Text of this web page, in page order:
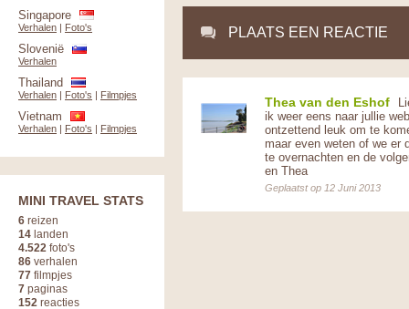
PLAATS EEN REACTIE
Thea van den Eshof
ik weer eens naar jullie
ontzettend leuk om te
maar even weten of we er
te overnachten en de
en Thea
Geplaatst op 12 Juni 2013
Singapore
Verhalen | Foto's
Slovenië
Verhalen
Thailand
Verhalen | Foto's | Filmpjes
Vietnam
Verhalen | Foto's | Filmpjes
MINI TRAVEL STATS
6 reizen
14 landen
4.522 foto's
86 verhalen
77 filmpjes
7 paginas
152 reacties